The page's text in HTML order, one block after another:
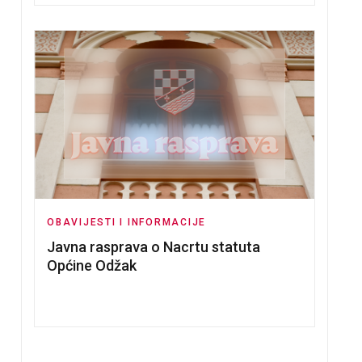
DANU
OBAVIJESTI I INFORMACIJE
Javna rasprava o Nacrtu statuta
Općine Odžak